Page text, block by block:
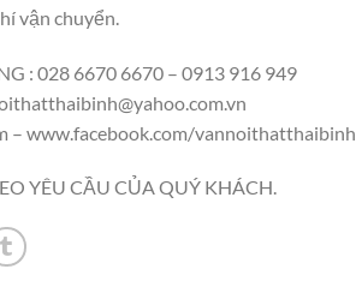
vận chuyển.
: 028 6670 6670 – 0913 916 949
– www.facebook.com/vannoithatthaibinh
YÊU CẦU CỦA QUÝ KHÁCH.